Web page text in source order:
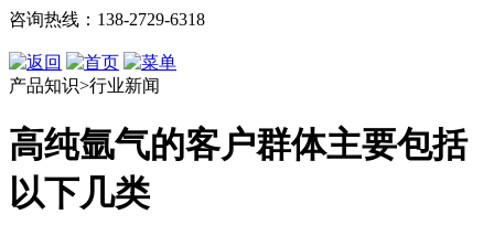
咨询热线：138-2729-6318
产品知识>行业新闻
高纯氩气的客户群体主要包括
以下几类